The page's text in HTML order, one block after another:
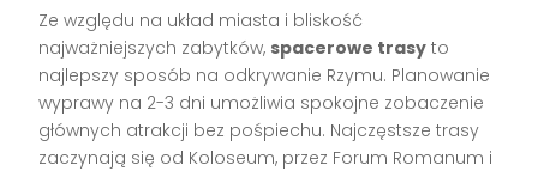
Ze względu na układ miasta i bliskość
najważniejszych zabytków, spacerowe trasy to
najlepszy sposób na odkrywanie Rzymu. Planowanie
wyprawy na 2-3 dni umożliwia spokojne zobaczenie
głównych atrakcji bez pośpiechu. Najczęstsze trasy
zaczynają się od Koloseum, przez Forum Romanum i